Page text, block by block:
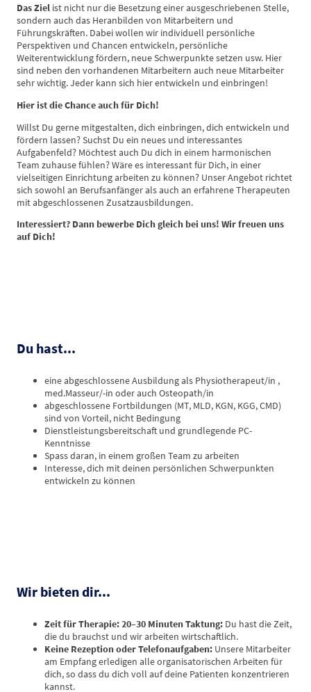
Das Ziel ist nicht nur die Besetzung einer ausgeschriebenen Stelle,
sondern auch das Heranbilden von Mitarbeitern und
Führungskräften. Dabei wollen wir individuell persönliche
Perspektiven und Chancen entwickeln, persönliche
Weiterentwicklung fördern, neue Schwerpunkte setzen usw. Hier
sind neben den vorhandenen Mitarbeitern auch neue Mitarbeiter
sehr wichtig. Jeder kann sich hier entwickeln und einbringen!
Hier ist die Chance auch für Dich!
Willst Du gerne mitgestalten, dich einbringen, dich entwickeln und
fördern lassen? Suchst Du ein neues und interessantes
Aufgabenfeld? Möchtest auch Du dich in einem harmonischen
Team zuhause fühlen? Wäre es interessant für Dich, in einer
vielseitigen Einrichtung arbeiten zu können? Unser Angebot richtet
sich sowohl an Berufsanfänger als auch an erfahrene Therapeuten
mit abgeschlossenen Zusatzausbildungen.
Interessiert? Dann bewerbe Dich gleich bei uns! Wir freuen uns
auf Dich!
Du hast...
eine abgeschlossene Ausbildung als Physiotherapeut/in ,
med.Masseur/-in oder auch Osteopath/in
abgeschlossene Fortbildungen (MT, MLD, KGN, KGG, CMD)
sind von Vorteil, nicht Bedingung
Dienstleistungsbereitschaft und grundlegende PC-
Kenntnisse
Spass daran, in einem großen Team zu arbeiten
Interesse, dich mit deinen persönlichen Schwerpunkten
entwickeln zu können
Wir bieten dir...
Zeit für Therapie:20–30 Minuten Taktung: Du hast die Zeit,
die du brauchst und wir arbeiten wirtschaftlich.
Keine Rezeption oder Telefonaufgaben: Unsere Mitarbeiter
am Empfang erledigen alle organisatorischen Arbeiten für
dich, so dass du dich voll auf deine Patienten konzentrieren
kannst.